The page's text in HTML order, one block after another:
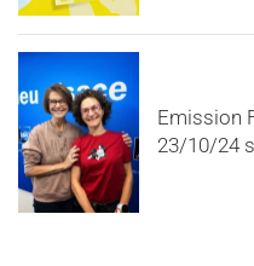
Emission
23/10/24